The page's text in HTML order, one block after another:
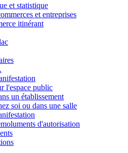
et statistique
et entreprises
itinérant
l'espace public
un établissement
soi ou dans une salle
d'autorisation